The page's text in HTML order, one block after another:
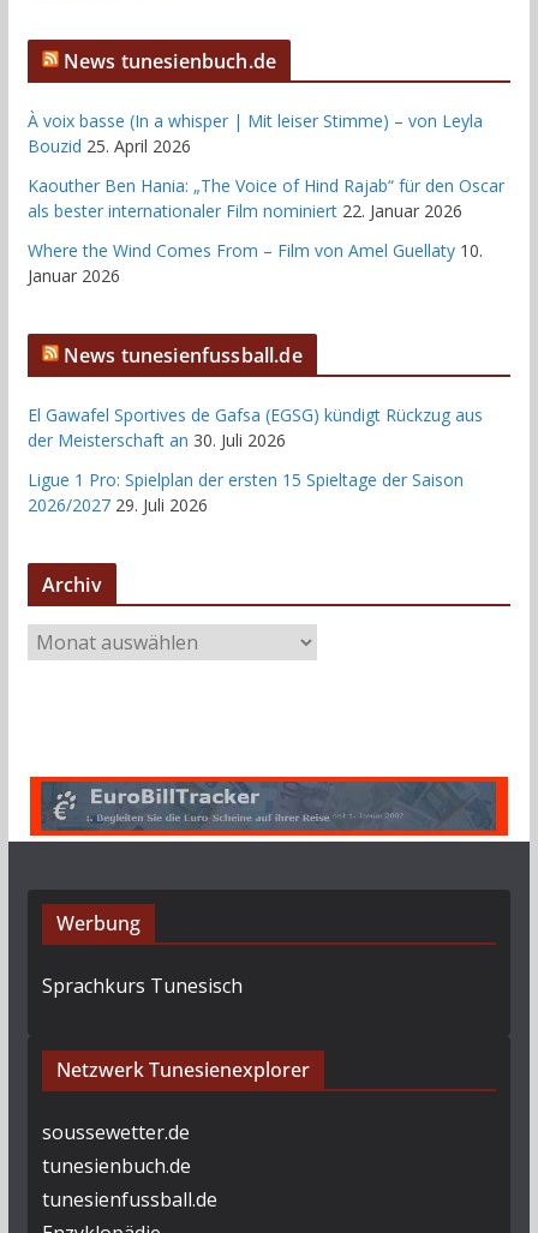
News tunesienbuch.de
À voix basse (In a whisper | Mit leiser Stimme) – von Leyla
Bouzid 25. April 2026
Kaouther Ben Hania: „The Voice of Hind Rajab“ für den Oscar
als bester internationaler Film nominiert 22. Januar 2026
Where the Wind Comes From – Film von Amel Guellaty 10.
Januar 2026
News tunesienfussball.de
El Gawafel Sportives de Gafsa (EGSG) kündigt Rückzug aus
der Meisterschaft an 30. Juli 2026
Ligue 1 Pro: Spielplan der ersten 15 Spieltage der Saison
2026/2027 29. Juli 2026
Archiv
r
Werbung
Sprachkurs Tunesisch
Netzwerk Tunesienexplorer
soussewetter.de
tunesienbuch.de
tunesienfussball.de